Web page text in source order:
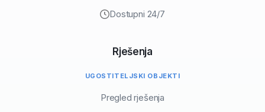
Dostupni 24/7
Rješenja
UGOSTITELJSKI OBJEKTI
Pregled rješenja